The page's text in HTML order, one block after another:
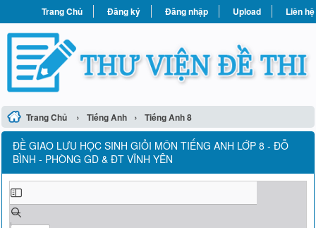
Trang Chủ Đăng ký Đăng nhập Upload Liên hệ
Trang Chủ › Tiếng Anh › Tiếng Anh 8
ĐỀ GIAO LƯU HỌC SINH GIỎI MÔN TIẾNG ANH LỚP 8 - ĐỖ
BÌNH - PHÒNG GD & ĐT VĨNH YÊN